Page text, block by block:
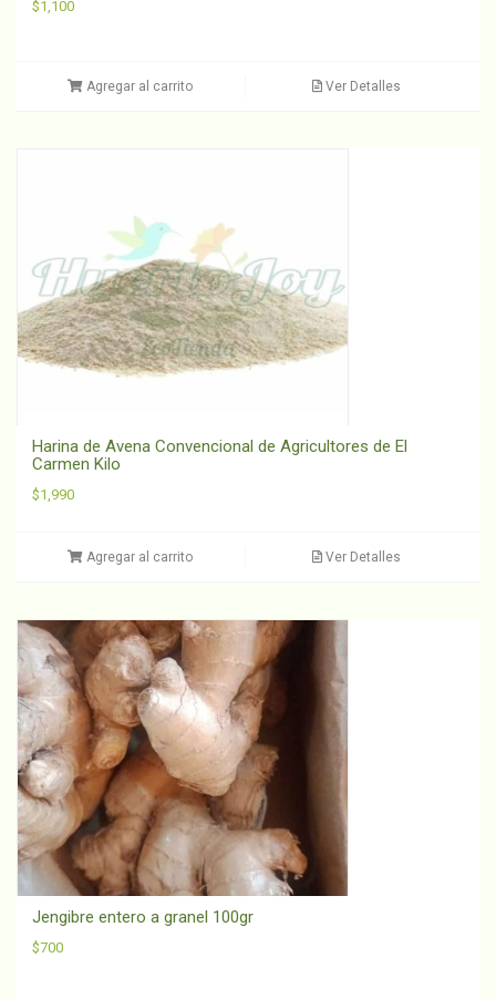
$1,100
Agregar al carrito Ver Detalles
Harina de Avena Convencional de Agricultores de El
Carmen Kilo
$1,990
Agregar al carrito Ver Detalles
Jengibre entero a granel 100gr
$700